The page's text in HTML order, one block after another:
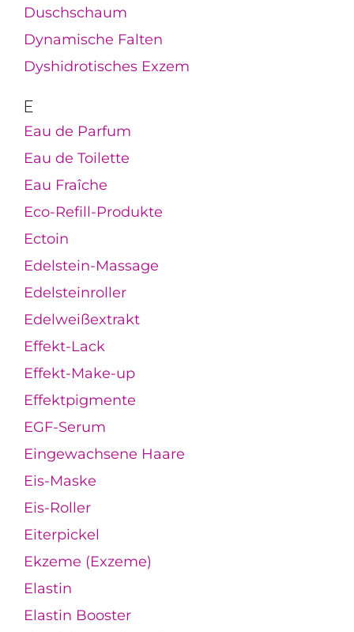
Duschschaum
Dynamische Falten
Dyshidrotisches Exzem
E
Eau de Parfum
Eau de Toilette
Eau Fraîche
Eco-Refill-Produkte
Ectoin
Edelstein-Massage
Edelsteinroller
Edelweißextrakt
Effekt-Lack
Effekt-Make-up
Effektpigmente
EGF-Serum
Eingewachsene Haare
Eis-Maske
Eis-Roller
Eiterpickel
Ekzeme (Exzeme)
Elastin
Elastin Booster